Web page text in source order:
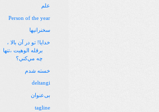
علم
Person of the year
سخنرانیها
خدايا! تو در آن بالا ،
برقله الوهيت ،‌تنها
چه مي‌كني؟
خسته شدم
deltangi
بی‌عنوان
tagline